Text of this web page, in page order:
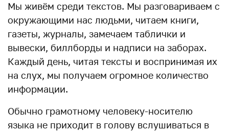
Мы живём среди текстов. Мы разговариваем с
окружающими нас людьми, читаем книги,
газеты, журналы, замечаем таблички и
вывески, биллборды и надписи на заборах.
Каждый день, читая тексты и воспринимая их
на слух, мы получаем огромное количество
информации.
Обычно грамотному человеку-носителю
языка не приходит в голову вслушиваться в